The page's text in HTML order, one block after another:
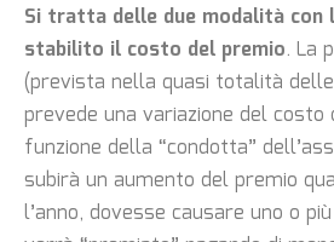
Si tratta delle due modalità con
stabilito il costo del premio. La
(prevista nella quasi totalità delle
prevede una variazione del costo
funzione della “condotta”
subirà un aumento del premio
l’anno, dovesse causare uno o